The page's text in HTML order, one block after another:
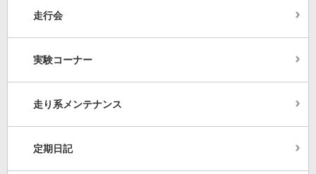
走行会
実験コーナー
走り系メンテナンス
定期日記